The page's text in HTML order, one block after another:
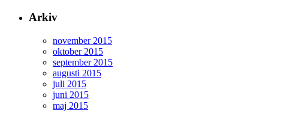
Arkiv
november 2015
oktober 2015
september 2015
augusti 2015
juli 2015
juni 2015
maj 2015